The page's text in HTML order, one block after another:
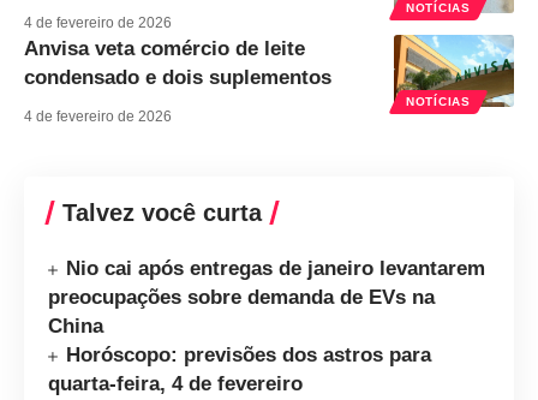
NOTÍCIAS
4 de fevereiro de 2026
NOTÍCIAS
Anvisa veta comércio de leite
condensado e dois suplementos
4 de fevereiro de 2026
Talvez você curta
Nio cai após entregas de janeiro levantarem
preocupações sobre demanda de EVs na
China
Horóscopo: previsões dos astros para
quarta-feira, 4 de fevereiro